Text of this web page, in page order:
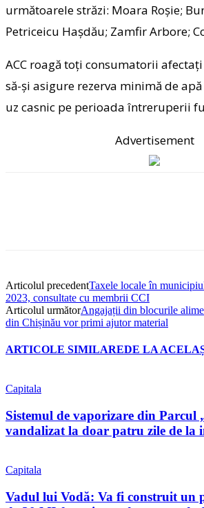
următoarele străzi: Moara Roşie;
Petriceicu Haşdău; Zamfir Arbore;
ACC roagă toţi consumatorii
să-şi asigure rezerva minimă de
uz casnic pe perioada întreruperii
Advertisement
Articolul precedentTaxele locale în
2023, consultate cu membrii CCI
Articolul următorAngajații din blocurile
din Chișinău vor primi ajutor material
ARTICOLE SIMILAREDE LA
Capitala
Sistemul de vaporizare din Parcul
vandalizat la doar patru zile de la
Capitala
Vadul lui Vodă: Va fi construit un